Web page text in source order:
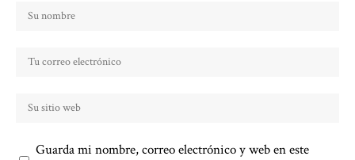
Guarda mi nombre, correo electrónico y web en este